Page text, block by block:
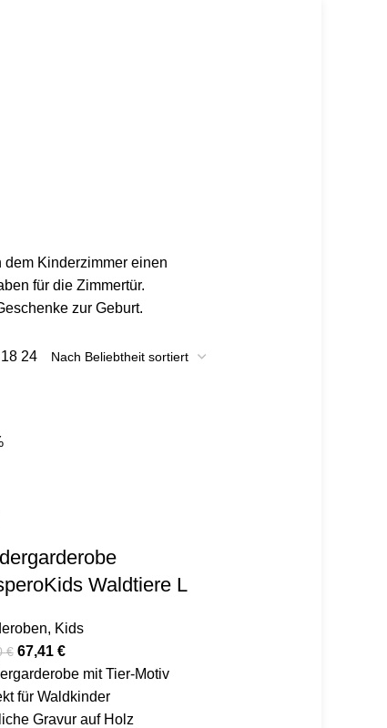
Kinderzimmer einen
für die Zimmertür.
zur Geburt.
18 24
Waldtiere L
, Kids
€ 67,41 €
mit Tier-Motiv
für Waldkinder
Gravur auf Holz